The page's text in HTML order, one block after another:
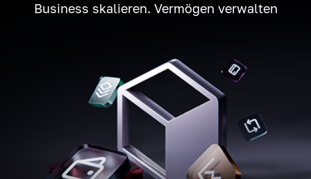
Business skalieren. Vermögen verwalten